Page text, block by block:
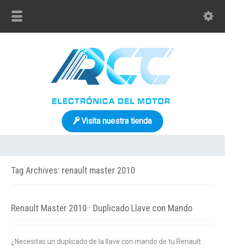
Visita nuestra tienda
Tag Archives: renault master 2010
Renault Master 2010 · Duplicado Llave con Mando
¿Necesitas un duplicado de la llave con mando de tu Renault